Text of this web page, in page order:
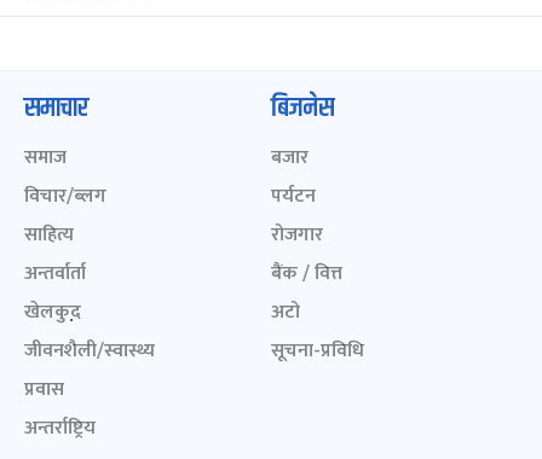
समाचार
समाज
विचार/ब्लग
साहित्य
अन्तर्वार्ता
खेलकुद़़
जीवनशैली/स्वास्थ्य
प्रवास
अन्तर्राष्ट्रिय
बिजनेस
बजार
पर्यटन
रोजगार
बैंक / वित्त
अटो
सूचना-प्रविधि